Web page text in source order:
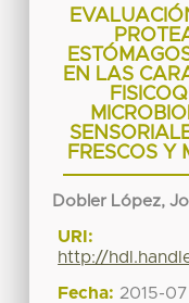
EN LAS
FRESCOS Y
Dobler López,
URI:
http://
Fecha: 2015-07